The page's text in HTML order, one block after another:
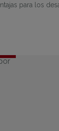
para los